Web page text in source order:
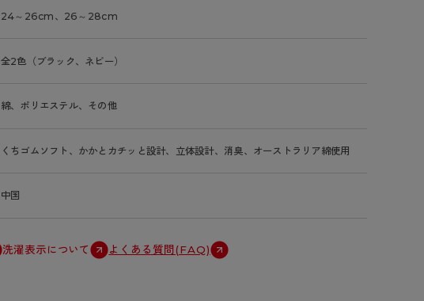
24～26cm、26～28cm
全2色（ブラック、ネビー）
綿、ポリエステル、その他
くちゴムソフト、かかとカチッと設計、立体設計、消臭、オーストラリア綿使用
中国
洗濯表示について よくある質問(FAQ)